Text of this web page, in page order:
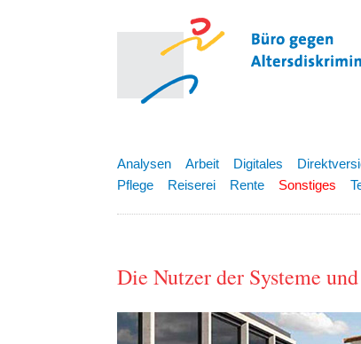
Analysen Arbeit Digitales
Pflege
Reiserei Rente Sonstiges
Die Nutzer der Systeme